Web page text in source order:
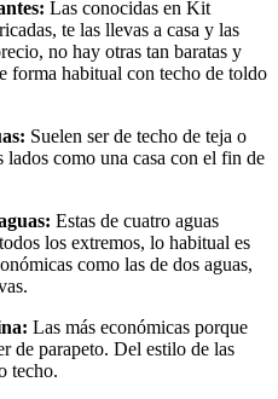
Las conocidas en Kit
te las llevas a casa y las
no hay otras tan baratas y
forma habitual con techo de toldo
Suelen ser de techo de teja o
como una casa con el fin de
Estas de cuatro aguas
los extremos, lo habitual es
como las de dos aguas,
Las más económicas porque
de parapeto. Del estilo de las
techo.